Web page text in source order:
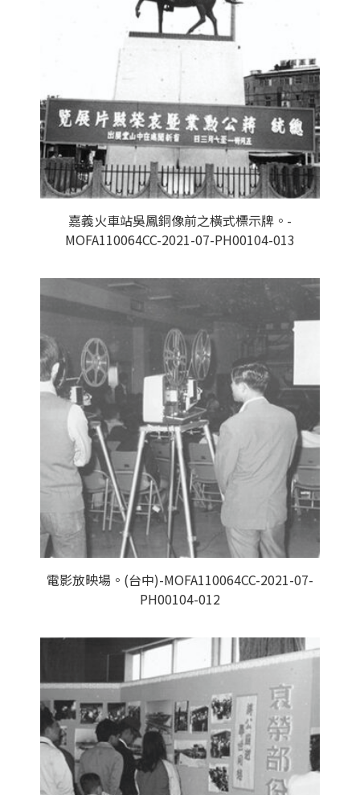
嘉義火車站吳鳳銅像前之橫式標示牌。-
MOFA110064CC-2021-07-PH00104-013
電影放映場。(台中)-MOFA110064CC-2021-07-
PH00104-012